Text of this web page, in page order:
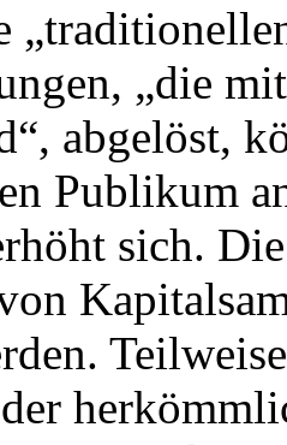
„die
abgelöst,
Publikum
sich.